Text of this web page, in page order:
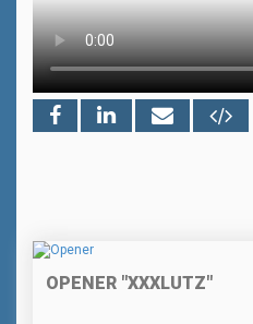
OPENER "XXXLUTZ"